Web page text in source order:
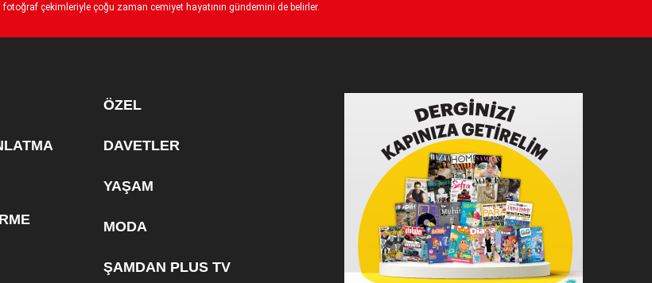
çekimleriyle çoğu zaman cemiyet hayatının gündemini de belirler.
ÖZEL
DAVETLER
YAŞAM
MODA
ŞAMDAN PLUS TV